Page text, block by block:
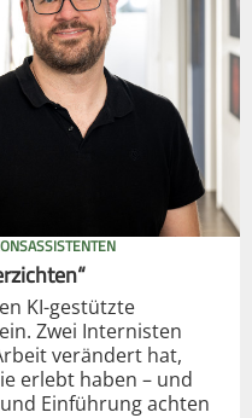
KI-gestützte
Zwei Internisten
verändert hat,
erlebt haben – und
Einführung achten